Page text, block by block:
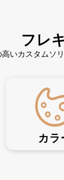
フレ
いカスタムソ
カラ